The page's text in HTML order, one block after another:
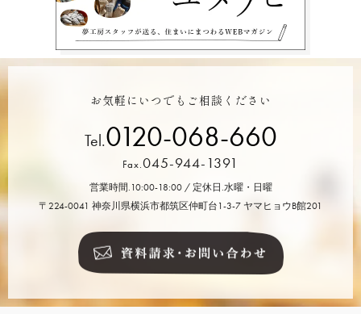
お気軽にいつでもご相談ください
Tel.0120-068-660
Fax.045-944-1391
営業時間.10:00-18:00 / 定休日.水曜・日曜
〒224-0041 神奈川県横浜市都筑区仲町台1-3-7 ヤマヒョウB館201